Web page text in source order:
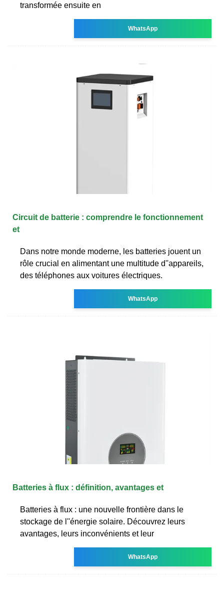
transformée ensuite en
WhatsApp
Circuit de batterie : comprendre le fonctionnement
et
Dans notre monde moderne, les batteries jouent un
rôle crucial en alimentant une multitude d''appareils,
des téléphones aux voitures électriques.
WhatsApp
Batteries à flux : définition, avantages et
Batteries à flux : une nouvelle frontière dans le
stockage de l''énergie solaire. Découvrez leurs
avantages, leurs inconvénients et leur
WhatsApp